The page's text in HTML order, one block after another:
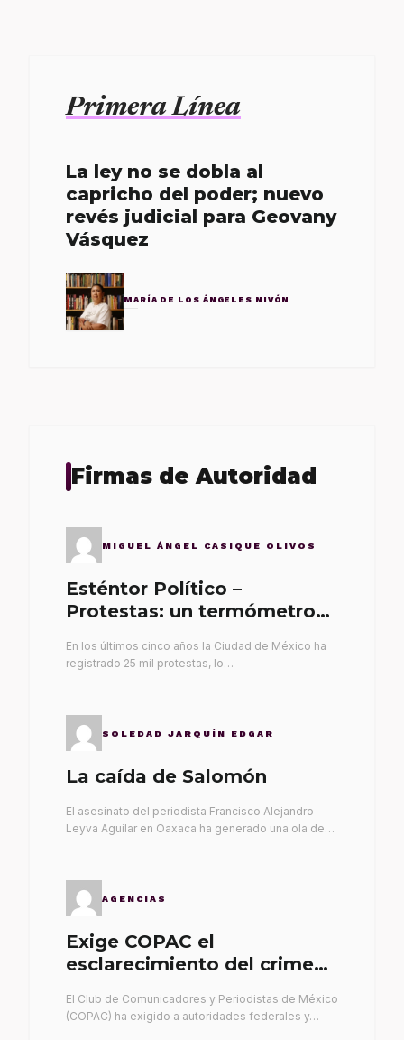
Primera Línea
La ley no se dobla al
capricho del poder; nuevo
revés judicial para Geovany
Vásquez
MARÍA DE LOS ÁNGELES NIVÓN
Firmas de Autoridad
MIGUEL ÁNGEL CASIQUE OLIVOS
Esténtor Político –
Protestas: un termómetro
En los últimos cinco años la Ciudad de México ha
registrado 25 mil protestas, lo…
SOLEDAD JARQUÍN EDGAR
La caída de Salomón
El asesinato del periodista Francisco Alejandro
Leyva Aguilar en Oaxaca ha generado una ola de…
AGENCIAS
Exige COPAC el
esclarecimiento del crimen
El Club de Comunicadores y Periodistas de México
(COPAC) ha exigido a autoridades federales y…